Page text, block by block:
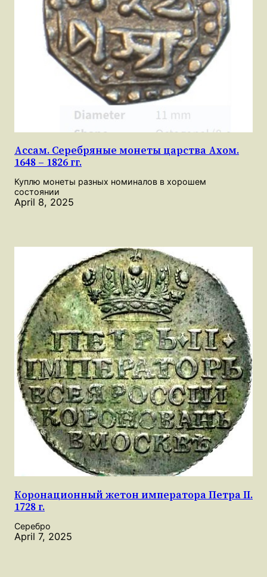
Ассам. Серебряные монеты царства Ахом.
1648 – 1826 гг.
Куплю монеты разных номиналов в хорошем
состоянии
April 8, 2025
Коронационный жетон императора Петра II.
1728 г.
Серебро
April 7, 2025